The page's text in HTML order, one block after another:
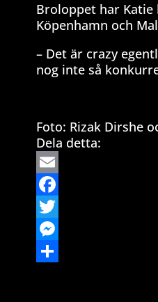
Broloppet har Katie
Köpenhamn och
– Det är crazy
nog inte så
Foto: Rizak Dirshe
Dela detta:
Email
Facebook
Twitter
Messenger